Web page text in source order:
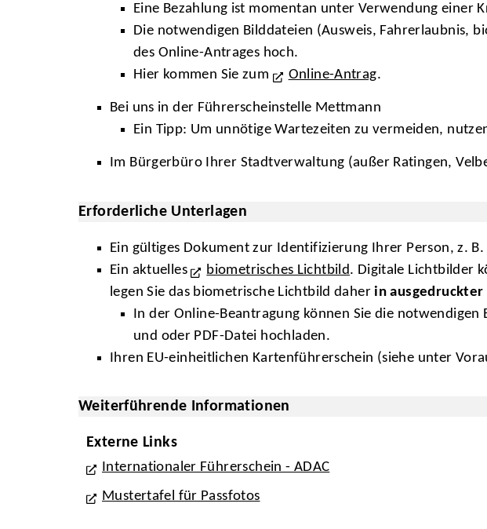
Eine Bezahlung ist momentan unter Verwendung einer
Die notwendigen Bilddateien (Ausweis, Fahrerlaubnis,
des Online-Antrages hoch.
Hier kommen Sie zum
Online-Antrag.
Bei uns in der Führerscheinstelle Mettmann
Ein Tipp: Um unnötige Wartezeiten zu vermeiden,
Im Bürgerbüro Ihrer Stadtverwaltung (außer Ratingen,
Erforderliche Unterlagen
Ein gültiges Dokument zur Identifizierung Ihrer Person, z.
Ein aktuelles
biometrisches Lichtbild. Digitale Lichtbilder
legen Sie das biometrische Lichtbild daherin ausgedruckter
In der Online-Beantragung können Sie die
und oder PDF-Datei hochladen.
Ihren EU-einheitlichen Kartenführerschein (siehe unter
Weiterführende Informationen
Externe Links
Internationaler Führerschein - ADAC
Mustertafel für Passfotos